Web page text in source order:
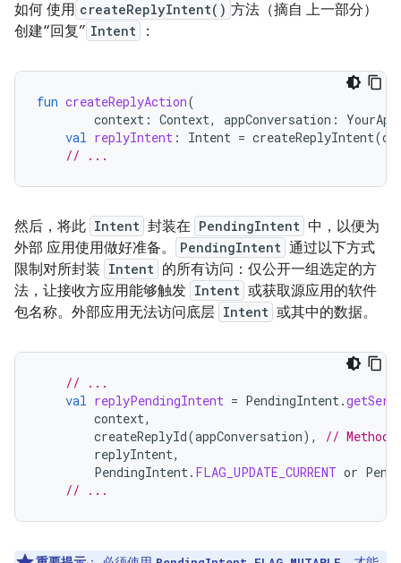
如何 使用 createReplyIntent() 方法（摘自 上一部分）
创建“回复” Intent ：
fun createReplyAction(
context : Context, appConversation :
val replyIntent : Intent = createReplyIntent(
// ...
然后，将此 Intent 封装在 PendingIntent 中，以便为
外部 应用使用做好准备。
PendingIntent 通过以下方式
限制对所封装 Intent 的所有访问：仅公开一组选定的方
法，让接收方应用能够触发 Intent 或获取源应用的软件
包名称。外部应用无法访问底层 Intent 或其中的数据。
// ...
val replyPendingIntent = PendingIntent.
context,
createReplyId(appConversation),
// Method
replyIntent,
PendingIntent. FLAG_UPDATE_CURRENT or
// ...